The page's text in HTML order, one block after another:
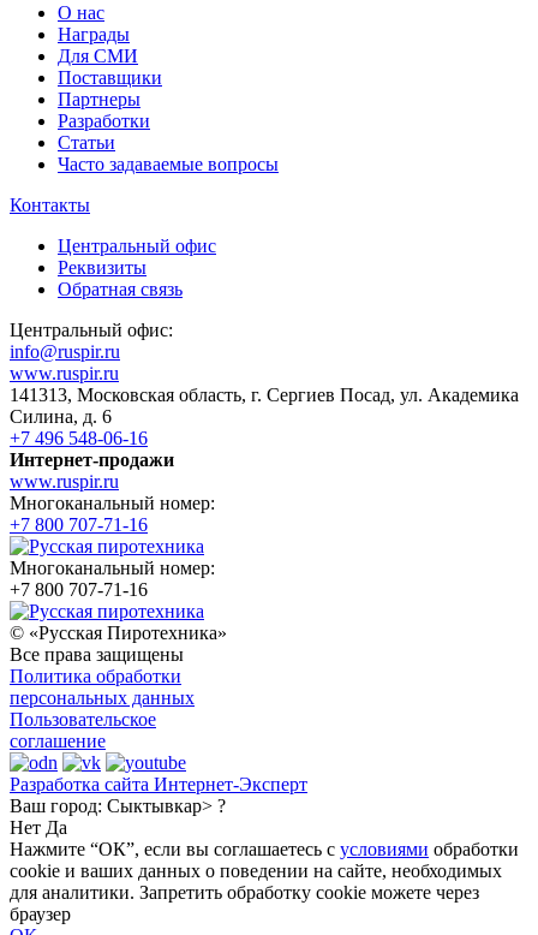
О нас
Награды
Для СМИ
Поставщики
Партнеры
Разработки
Статьи
Часто задаваемые вопросы
Контакты
Центральный офис
Реквизиты
Обратная связь
Центральный офис:
info@ruspir.ru
www.ruspir.ru
141313, Московская область, г. Сергиев Посад, ул. Академика
Силина, д. 6
+7 496 548-06-16
Интернет-продажи
www.ruspir.ru
Многоканальный номер:
+7 800 707-71-16
Многоканальный номер:
+7 800 707-71-16
© «Русская Пиротехника»
Все права защищены
Политика обработки
персональных данных
Пользовательское
соглашение
Разработка сайта Интернет-Эксперт
Ваш город: Сыктывкар> ?
Нет Да
Нажмите “ОК”, если вы соглашаетесь с условиями обработки
cookie и ваших данных о поведении на сайте, необходимых
для аналитики. Запретить обработку cookie можете через
браузер